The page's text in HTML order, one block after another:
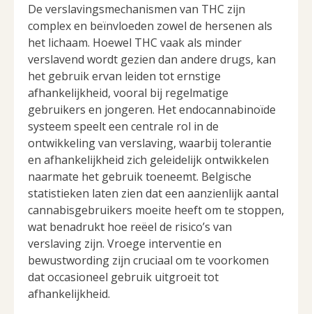
De verslavingsmechanismen van THC zijn
complex en beïnvloeden zowel de hersenen als
het lichaam. Hoewel THC vaak als minder
verslavend wordt gezien dan andere drugs, kan
het gebruik ervan leiden tot ernstige
afhankelijkheid, vooral bij regelmatige
gebruikers en jongeren. Het endocannabinoïde
systeem speelt een centrale rol in de
ontwikkeling van verslaving, waarbij tolerantie
en afhankelijkheid zich geleidelijk ontwikkelen
naarmate het gebruik toeneemt. Belgische
statistieken laten zien dat een aanzienlijk aantal
cannabisgebruikers moeite heeft om te stoppen,
wat benadrukt hoe reëel de risico’s van
verslaving zijn. Vroege interventie en
bewustwording zijn cruciaal om te voorkomen
dat occasioneel gebruik uitgroeit tot
afhankelijkheid.